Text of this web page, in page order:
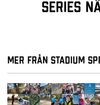
Series
Mer från Stadium